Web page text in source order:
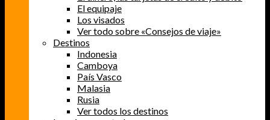
El equipaje
Los visados
Ver todo sobre «Consejos de viaje»
Destinos
Indonesia
Camboya
País Vasco
Malasia
Rusia
Ver todos los destinos